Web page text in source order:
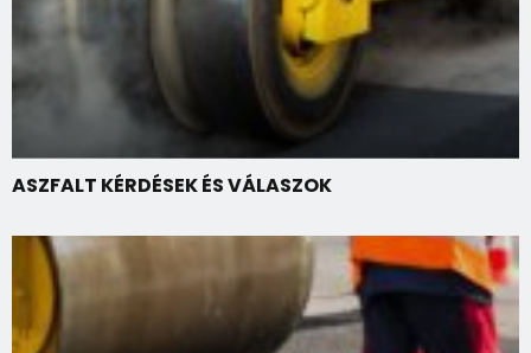
ASZFALT KÉRDÉSEK ÉS VÁLASZOK